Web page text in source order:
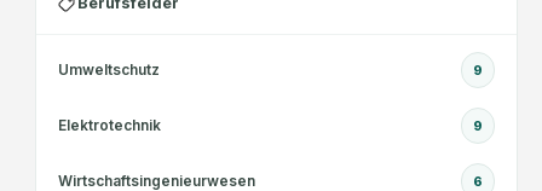
Umweltschutz 9
Elektrotechnik 9
Wirtschaftsingenieurwesen 6